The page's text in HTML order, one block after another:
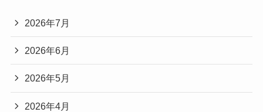
2026年7月
2026年6月
2026年5月
2026年4月